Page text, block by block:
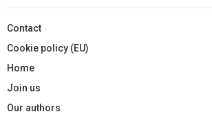
Contact
Cookie policy (EU)
Home
Join us
Our authors